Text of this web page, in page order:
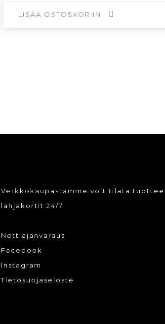
LISÄÄ OSTOSKORIIN
Verkkokaupastamme voit tilata
lahjakortit 24/7
Nettiajanvaraus
Facebook
Instagram
Tietosuojaseloste